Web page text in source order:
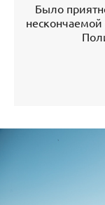
Было
нескончаемой